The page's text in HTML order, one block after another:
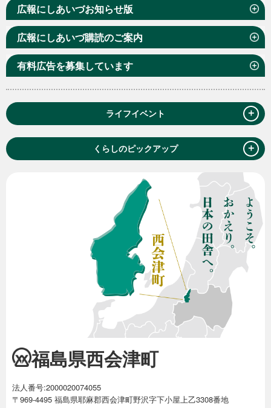
広報にしあいづお知らせ版
広報にしあいづ購読のご案内
有料広告を募集しています
ライフイベント ＋
くらしのピックアップ ＋
福島県西会津町
法人番号:2000020074055
〒969-4495 福島県耶麻郡西会津町野沢字下小屋上乙3308番地